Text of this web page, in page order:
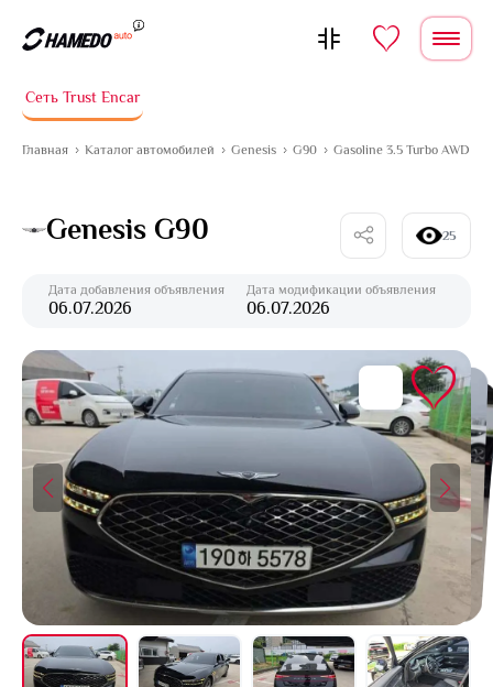
Сеть Trust Encar
Главная Каталог автомобилей Genesis G90 Gasoline 3.5 Turbo AWD
Genesis G90 25
Дата добавления объявления
06.07.2026
Дата модификации объявления
06.07.2026